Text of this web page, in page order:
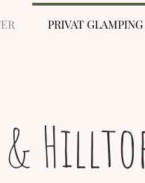
PRIVAT GLAMPING